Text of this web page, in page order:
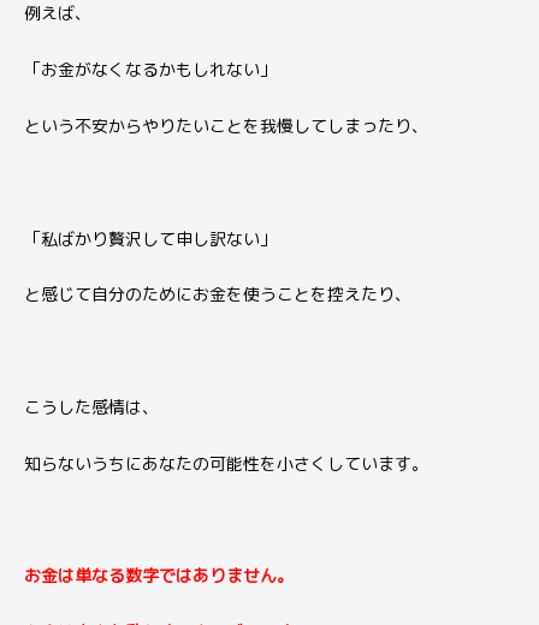
例えば、
「お金がなくなるかもしれない」
という不安からやりたいことを我慢してしまったり、
「私ばかり贅沢して申し訳ない」
と感じて自分のためにお金を使うことを控えたり、
こうした感情は、
知らないうちにあなたの可能性を小さくしています。
お金は単なる数字ではありません。